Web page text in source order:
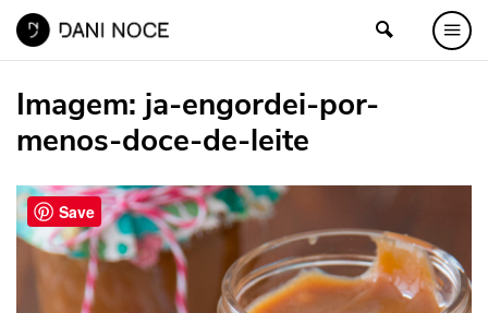
Imagem: ja-engordei-por-
menos-doce-de-leite
Save